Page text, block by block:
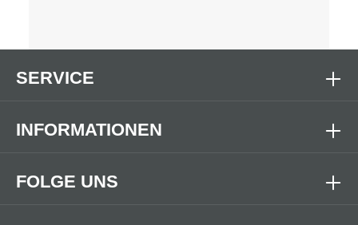
FOLGE UNS
SERVICE
INFORMATIONEN